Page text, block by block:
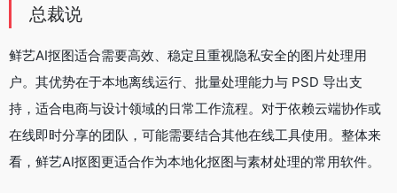
总裁说
鲜艺AI抠图适合需要高效、稳定且重视隐私安全的图片处理用
户。其优势在于本地离线运行、批量处理能力与 PSD 导出支
持，适合电商与设计领域的日常工作流程。对于依赖云端协作或
在线即时分享的团队，可能需要结合其他在线工具使用。整体来
看，鲜艺AI抠图更适合作为本地化抠图与素材处理的常用软件。